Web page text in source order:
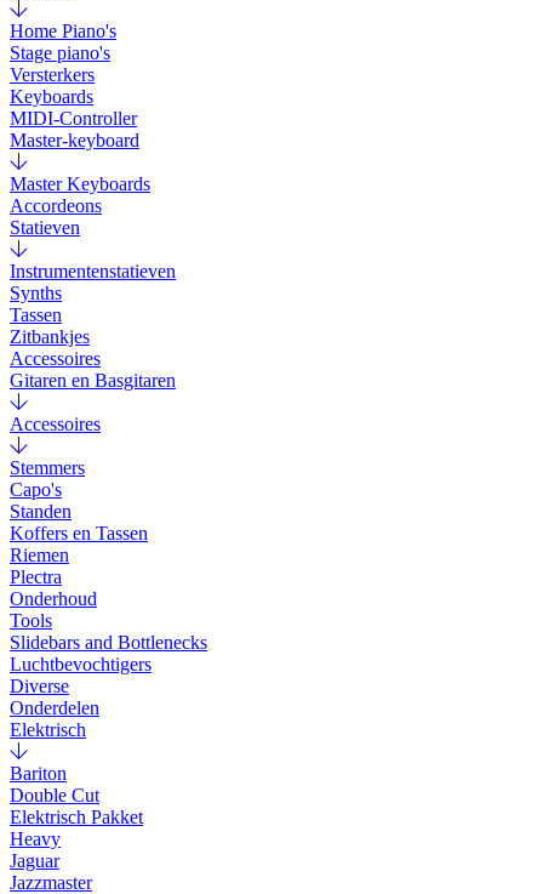
Home Piano's
Stage piano's
Versterkers
Keyboards
MIDI-Controller
Master-keyboard
Master Keyboards
Accordeons
Statieven
Instrumentenstatieven
Synths
Tassen
Zitbankjes
Accessoires
Gitaren en Basgitaren
Accessoires
Stemmers
Capo's
Standen
Koffers en Tassen
Riemen
Plectra
Onderhoud
Tools
Slidebars and Bottlenecks
Luchtbevochtigers
Diverse
Onderdelen
Elektrisch
Bariton
Double Cut
Elektrisch Pakket
Heavy
Jaguar
Jazzmaster